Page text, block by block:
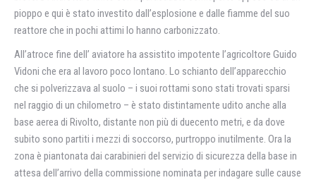
pioppo e qui è stato investito dall’esplosione e dalle fiamme del suo
reattore che in pochi attimi lo hanno carbonizzato.
All’atroce fine dell’ aviatore ha assistito impotente l’agricoltore Guido
Vidoni che era al lavoro poco lontano. Lo schianto dell’apparecchio
che si polverizzava al suolo – i suoi rottami sono stati trovati sparsi
nel raggio di un chilometro – è stato distintamente udito anche alla
base aerea di Rivolto, distante non più di duecento metri, e da dove
subito sono partiti i mezzi di soccorso, purtroppo inutilmente. Ora la
zona è piantonata dai carabinieri del servizio di sicurezza della base in
attesa dell’arrivo della commissione nominata per indagare sulle cause